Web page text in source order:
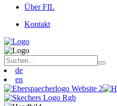
Über FIL
Kontakt
de
en